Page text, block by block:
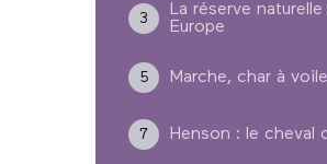
3
La réserve
Europe
5 Marche, char à
7 Henson : le cheval